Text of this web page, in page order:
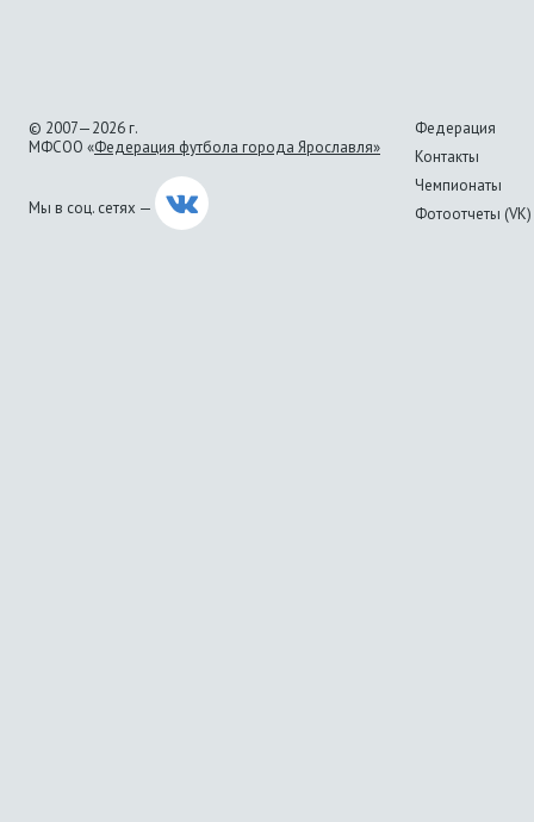
© 2007—2026 г.
МФСОО «Федерация футбола города Ярославля»
Мы в соц. сетях —
Федерация
Контакты
Чемпионаты
Фотоотчеты (VK)